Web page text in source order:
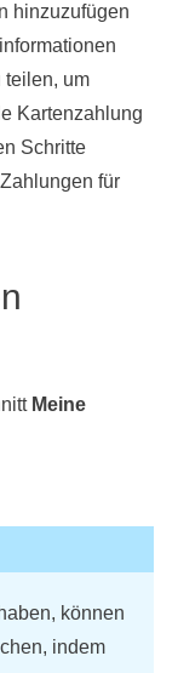
hinzuzufügen
teilen, um
Kartenzahlung
Schritte
für
Meine
können
indem